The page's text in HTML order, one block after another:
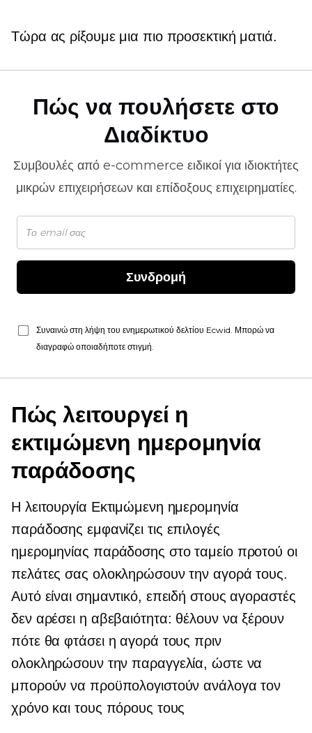
Τώρα ας ρίξουμε μια πιο προσεκτική ματιά.
Πώς να πουλήσετε στο
Διαδίκτυο
Συμβουλές από e-commerce ειδικοί για ιδιοκτήτες
μικρών επιχειρήσεων και επίδοξους επιχειρηματίες.
Συνδρομή
Συναινώ στη λήψη του ενημερωτικού δελτίου Ecwid. Μπορώ να
διαγραφώ οποιαδήποτε στιγμή.
Πώς λειτουργεί η
εκτιμώμενη ημερομηνία
παράδοσης
Η λειτουργία Εκτιμώμενη ημερομηνία
παράδοσης εμφανίζει τις επιλογές
ημερομηνίας παράδοσης στο ταμείο προτού οι
πελάτες σας ολοκληρώσουν την αγορά τους.
Αυτό είναι σημαντικό, επειδή στους αγοραστές
δεν αρέσει η αβεβαιότητα: θέλουν να ξέρουν
πότε θα φτάσει η αγορά τους πριν
ολοκληρώσουν την παραγγελία, ώστε να
μπορούν να προϋπολογιστούν ανάλογα τον
χρόνο και τους πόρους τους